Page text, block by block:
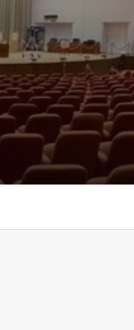
اقرار قانون